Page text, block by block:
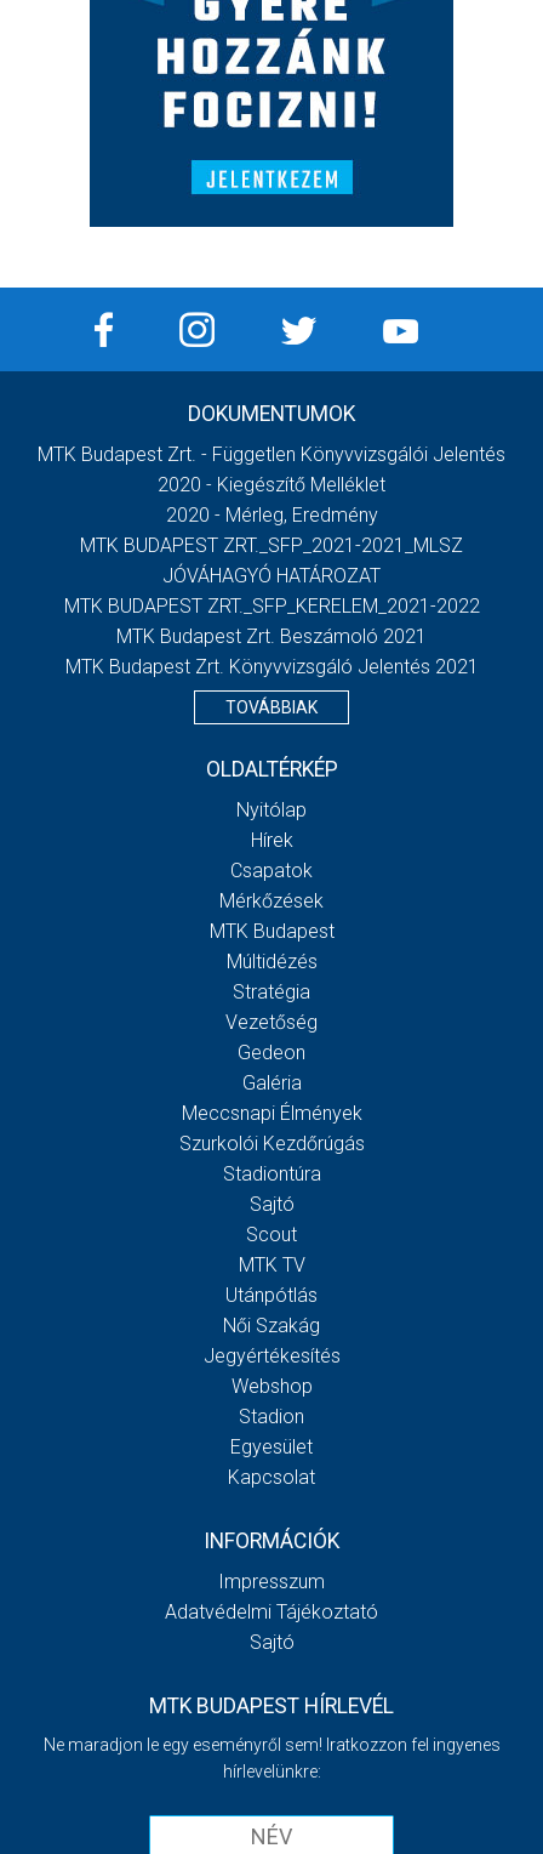
DOKUMENTUMOK
MTK Budapest Zrt. - Független Könyvvizsgálói Jelentés
2020 - Kiegészítő Melléklet
2020 - Mérleg, Eredmény
MTK BUDAPEST ZRT._SFP_2021-2021_MLSZ
JÓVÁHAGYÓ HATÁROZAT
MTK BUDAPEST ZRT._SFP_KERELEM_2021-2022
MTK Budapest Zrt. Beszámoló 2021
MTK Budapest Zrt. Könyvvizsgáló Jelentés 2021
TOVÁBBIAK
OLDALTÉRKÉP
Nyitólap
Hírek
Csapatok
Mérkőzések
MTK Budapest
Múltidézés
Stratégia
Vezetőség
Gedeon
Galéria
Meccsnapi Élmények
Szurkolói Kezdőrúgás
Stadiontúra
Sajtó
Scout
MTK TV
Utánpótlás
Női Szakág
Jegyértékesítés
Webshop
Stadion
Egyesület
Kapcsolat
INFORMÁCIÓK
Impresszum
Adatvédelmi Tájékoztató
Sajtó
MTK BUDAPEST HÍRLEVÉL
Ne maradjon le egy eseményről sem! Iratkozzon fel ingyenes
hírlevelünkre: